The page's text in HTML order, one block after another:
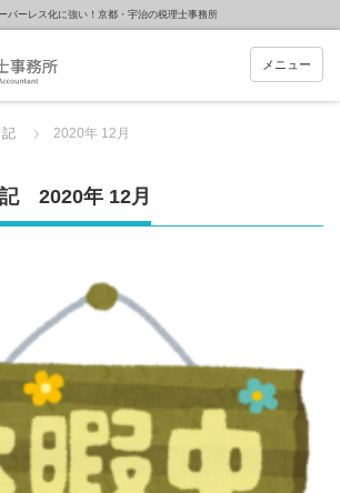
パーレス化に強い！京都・宇治の税理士事務所
メニュー
2020年 12月
2020年 12月